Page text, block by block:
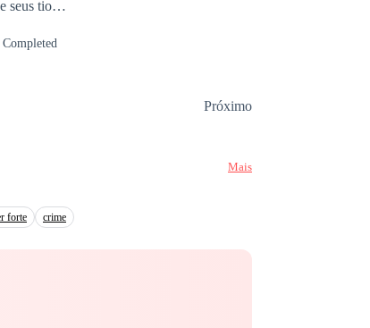
seus tios,
Completed
Próximo
Mais
forte crime